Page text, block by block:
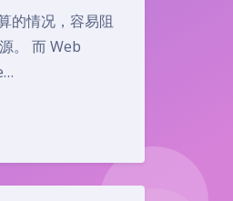
的情况，容易阻
。 而 Web